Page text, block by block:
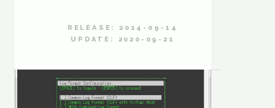
RELEASE: 2014-09-14
UPDATE: 2020-09-21